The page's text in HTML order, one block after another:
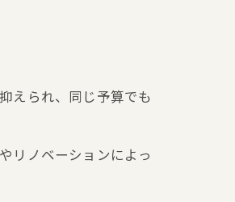
えられ、同じ予算でも
リノベーションによっ